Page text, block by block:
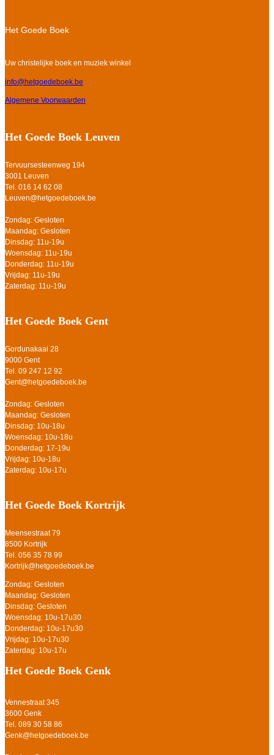
Het Goede Boek
Uw christelijke boek en muziek winkel
info@hetgoedeboek.be
Algemene Voorwaarden
Het Goede Boek Leuven
Tervuursesteenweg 194
3001 Leuven
Tel. 016 14 62 08
Leuven@hetgoedeboek.be
Zondag: Gesloten
Maandag: Gesloten
Dinsdag: 11u-19u
Woensdag: 11u-19u
Donderdag: 11u-19u
Vrijdag: 11u-19u
Zaterdag: 11u-19u
Het Goede Boek Gent
Gordunakaai 28
9000 Gent
Tel. 09 247 12 92
Gent@hetgoedeboek.be
Zondag: Gesloten
Maandag: Gesloten
Dinsdag: 10u-18u
Woensdag: 10u-18u
Donderdag: 17-19u
Vrijdag: 10u-18u
Zaterdag: 10u-17u
Het Goede Boek Kortrijk
Meensestraat 79
8500 Kortrijk
Tel. 056 35 78 99
Kortrijk@hetgoedeboek.be
Zondag: Gesloten
Maandag: Gesloten
Dinsdag: Gesloten
Woensdag: 10u-17u30
Donderdag: 10u-17u30
Vrijdag: 10u-17u30
Zaterdag: 10u-17u
Het Goede Boek Genk
Vennestraat 345
3600 Genk
Tel. 089 30 58 86
Genk@hetgoedeboek.be